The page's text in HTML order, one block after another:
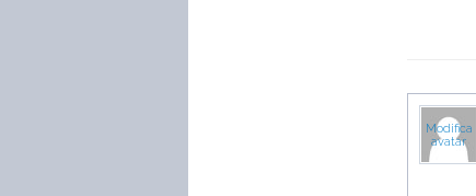
Modifica
avatar